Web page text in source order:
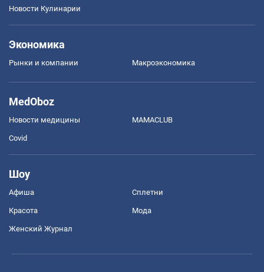
Новости Кулинарии
Экономика
Рынки и компании Mакроэкономика
MedOboz
Новости медицины MAMACLUB
Covid
Шоу
Афиша Сплетни
Красота Мода
Женский Журнал